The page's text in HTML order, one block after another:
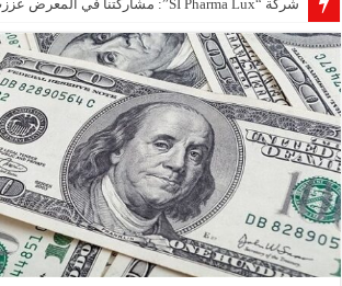
شركة “SI Pharma Lux”: مشاركتنا في المعرض عززت التواصل مع الشركاء المحليين والدوليين